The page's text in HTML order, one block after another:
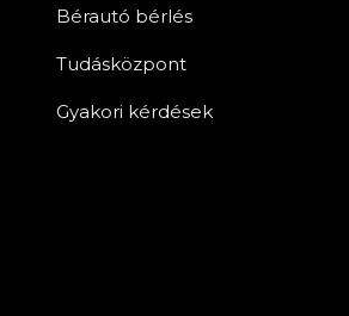
Bérautó bérlés
Tudásközpont
Gyakori kérdések